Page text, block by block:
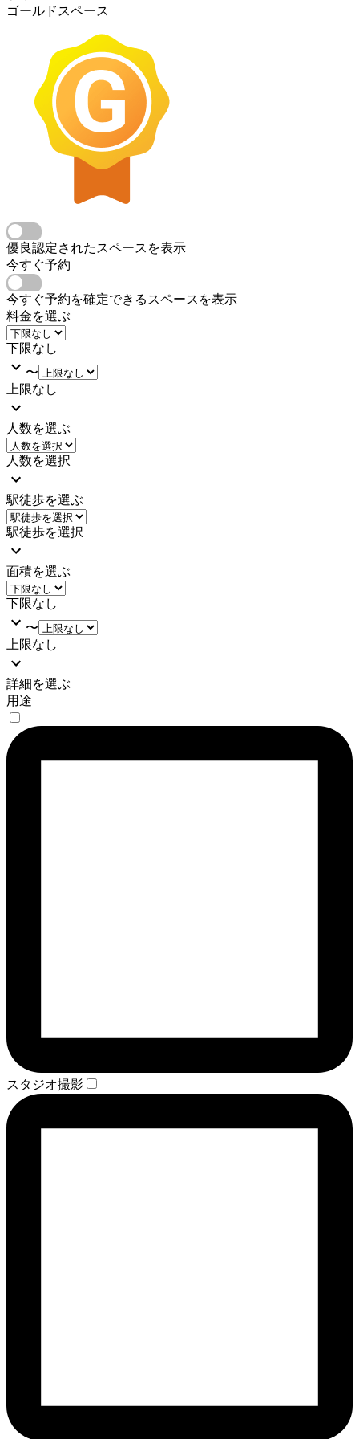
ゴールドスペース
優良認定されたスペースを表示
今すぐ予約
今すぐ予約を確定できるスペースを表示
料金を選ぶ
下限なし
〜
上限なし
人数を選ぶ
人数を選択
駅徒歩を選ぶ
駅徒歩を選択
面積を選ぶ
下限なし
〜
上限なし
詳細を選ぶ
用途
スタジオ撮影